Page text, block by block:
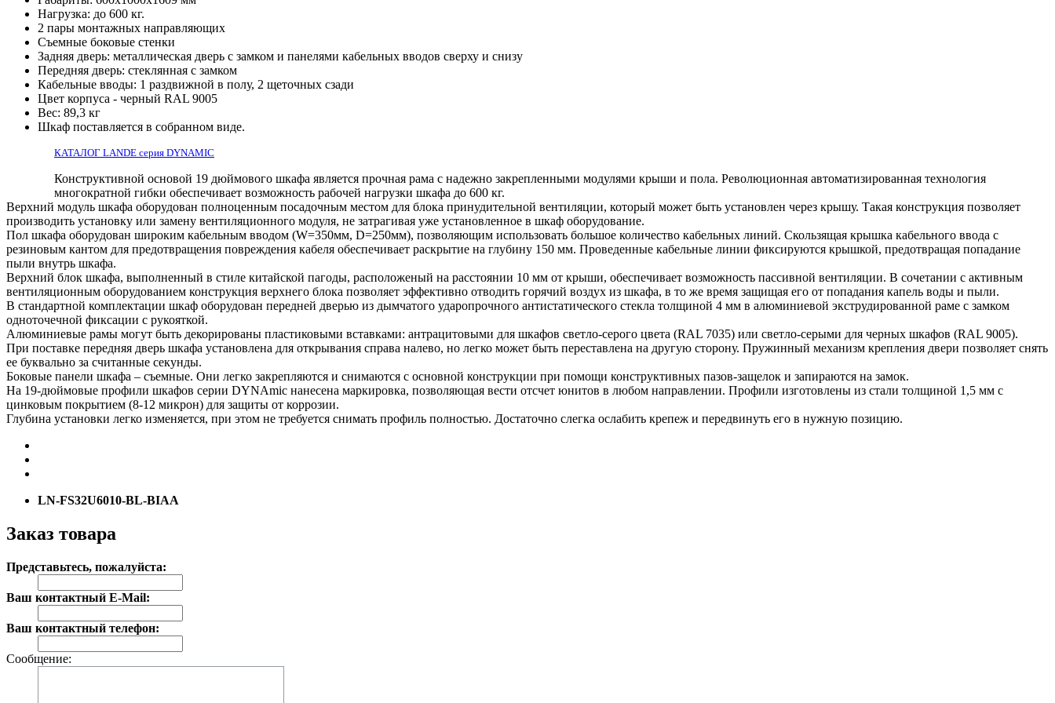
Нагрузка: до 600 кг.
2 пары монтажных направляющих
Съемные боковые стенки
Задняя дверь: металлическая дверь с замком и панелями кабельных вводов сверху и снизу
Передняя дверь: стеклянная с замком
Кабельные вводы: 1 раздвижной в полу, 2 щеточных сзади
Цвет корпуса - черный RAL 9005
Вес: 89,3 кг
Шкаф поставляется в собранном виде.
КАТАЛОГ LANDE серия DYNAMIC
Конструктивной основой 19 дюймового шкафа является прочная рама с надежно закрепленными модулями крыши и пола. Революционная автоматизированная технология
многократной гибки обеспечивает возможность рабочей нагрузки шкафа до 600 кг.
Верхний модуль шкафа оборудован полноценным посадочным местом для блока принудительной вентиляции, который может быть установлен через крышу. Такая конструкция позволяет
производить установку или замену вентиляционного модуля, не затрагивая уже установленное в шкаф оборудование.
Пол шкафа оборудован широким кабельным вводом (W=350мм, D=250мм), позволяющим использовать большое количество кабельных линий. Скользящая крышка кабельного ввода с
резиновым кантом для предотвращения повреждения кабеля обеспечивает раскрытие на глубину 150 мм. Проведенные кабельные линии фиксируются крышкой, предотвращая попадание
пыли внутрь шкафа.
Верхний блок шкафа, выполненный в стиле китайской пагоды, расположеный на расстоянии 10 мм от крыши, обеспечивает возможность пассивной вентиляции. В сочетании с активным
вентиляционным оборудованием конструкция верхнего блока позволяет эффективно отводить горячий воздух из шкафа, в то же время защищая его от попадания капель воды и пыли.
В стандартной комплектации шкаф оборудован передней дверью из дымчатого ударопрочного антистатического стекла толщиной 4 мм в алюминиевой экструдированной раме с замком
одноточечной фиксации с рукояткой.
Алюминиевые рамы могут быть декорированы пластиковыми вставками: антрацитовыми для шкафов светло-серого цвета (RAL 7035) или светло-серыми для черных шкафов (RAL 9005).
При поставке передняя дверь шкафа установлена для открывания справа налево, но легко может быть переставлена на другую сторону. Пружинный механизм крепления двери позволяет снять
ее буквально за считанные секунды.
Боковые панели шкафа – съемные. Они легко закрепляются и снимаются с основной конструкции при помощи конструктивных пазов-защелок и запираются на замок.
На 19-дюймовые профили шкафов серии DYNAmic нанесена маркировка, позволяющая вести отсчет юнитов в любом направлении. Профили изготовлены из стали толщиной 1,5 мм с
цинковым покрытием (8-12 микрон) для защиты от коррозии.
Глубина установки легко изменяется, при этом не требуется снимать профиль полностью. Достаточно слегка ослабить крепеж и передвинуть его в нужную позицию.
LN-FS32U6010-BL-BIAA
Заказ товара
Представьтесь, пожалуйста:
Ваш контактный E-Mail:
Ваш контактный телефон:
Сообщение: